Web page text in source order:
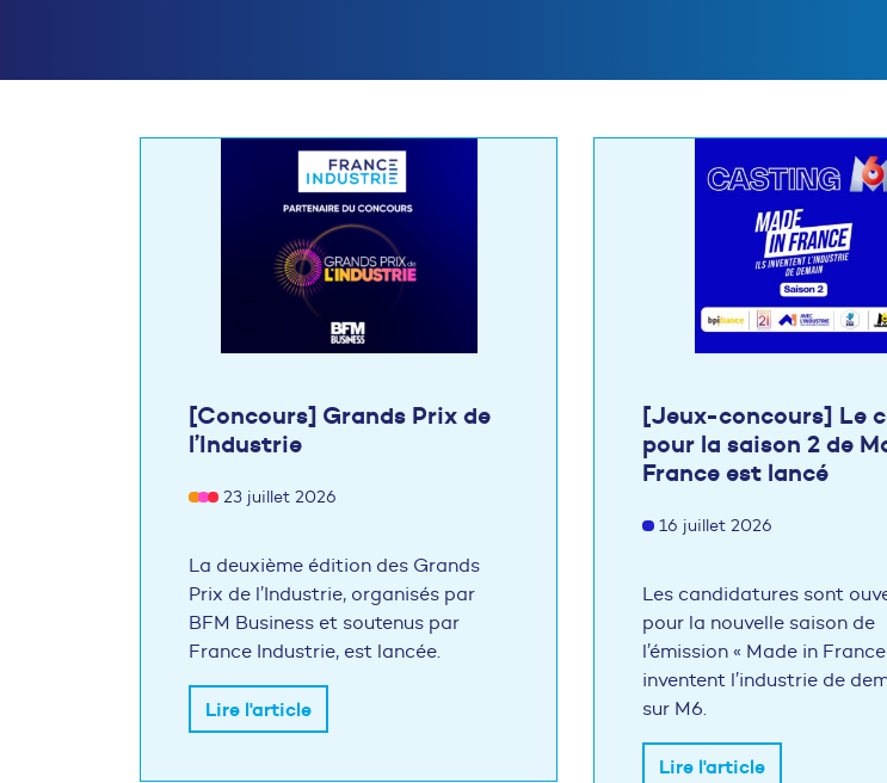
[Concours] Grands Prix de
l’Industrie
23 juillet 2026
La deuxième édition des Grands
Prix de l’Industrie, organisés par
BFM Business et soutenus par
France Industrie, est lancée.
Lire l'article
[Jeux-concours] Le
pour la saison 2 de
France est lancé
16 juillet 2026
Les candidatures sont
pour la nouvelle saison de
l’émission « Made in
inventent l’industrie de
sur M6.
Lire l'article